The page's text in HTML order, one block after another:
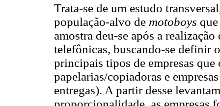
Trata-se de um estudo
população-alvo de motoboys
amostra deu-se após a
telefônicas, buscando-se definir
principais tipos de empresas que
papelarias/copiadoras e
entregas). A partir desse